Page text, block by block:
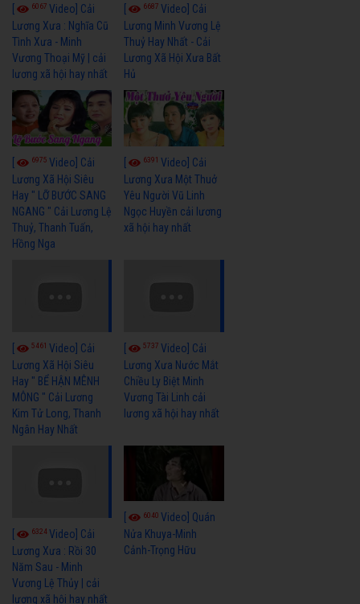
6067 Video] Cải
Lương Xưa : Nghĩa Cũ
Tình Xưa - Minh
Vương Thoại Mỹ | cải
lương xã hội hay nhất
6687Video] Cải
Lương Minh Vương Lệ
Thuỷ Hay Nhất - Cải
Lương Xã Hội Xưa Bất
Hủ
[ 6975 Video] Cải
Lương Xã Hội Siêu
Hay " LỠ BƯỚC SANG
NGANG " Cải Lương Lệ
Thuỷ, Thanh Tuấn,
Hồng Nga
[ 6391Video] Cải
Lương Xưa Một Thuở
Yêu Người Vũ Linh
Ngọc Huyền cải lương
xã hội hay nhất
[ 5461 Video] Cải
Lương Xã Hội Siêu
Hay " BỂ HẬN MÊNH
MÔNG " Cải Lương
Kim Tử Long, Thanh
Ngân Hay Nhất
[ 5737Video] Cải
Lương Xưa Nước Mắt
Chiều Ly Biệt Minh
Vương Tài Linh cải
lương xã hội hay nhất
[ 6324Video] Cải
Lương Xưa : Rồi 30
Năm Sau - Minh
Vương Lệ Thủy | cải
lương xã hội hay nhất
6040Video] Quán
Nửa Khuya-Minh
Cảnh-Trọng Hữu